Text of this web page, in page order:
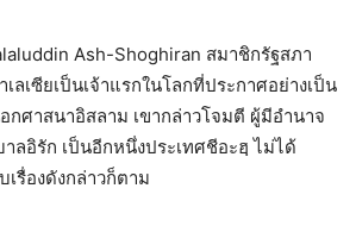
Ash-Shoghiran สมาชิกรัฐสภา
ลเซียเป็นเจ้าแรกในโลกที่ประกาศอย่างเป็น
กศาสนาอิสลาม เขากล่าวโจมตี ผู้มีอำนาจ
าลอิรัก เป็นอีกหนึ่งประเทศชีอะฮฺ ไม่ได้
เรื่องดังกล่าวก็ตาม